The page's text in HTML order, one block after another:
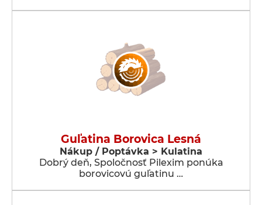
Guľatina Borovica Lesná
Nákup / Poptávka > Kulatina
Dobrý deň, Spoločnosť Pilexim ponúka
borovicovú guľatinu …